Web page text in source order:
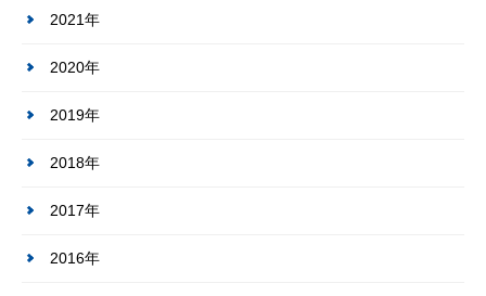
2021年
2020年
2019年
2018年
2017年
2016年